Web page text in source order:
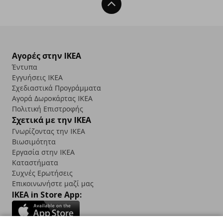
Back To Top
Αγορές στην IKEA
Έντυπα
Εγγυήσεις IKEA
Σχεδιαστικά Προγράμματα
Αγορά Δωρoκάρτας IKEA
Πολιτική Επιστροφής
Σχετικά με την IKEA
Γνωρίζοντας την IKEA
Βιωσιμότητα
Εργασία στην IKEA
Καταστήματα
Συχνές Ερωτήσεις
Επικοινωνήστε μαζί μας
IKEA in Store App: